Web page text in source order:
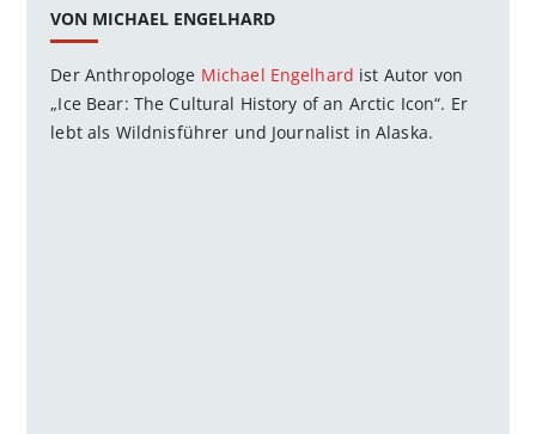
VON MICHAEL ENGELHARD
Der Anthropologe Michael Engelhard ist Autor von
„Ice Bear: The Cultural History of an Arctic Icon“. Er
lebt als Wildnisführer und Journalist in Alaska.